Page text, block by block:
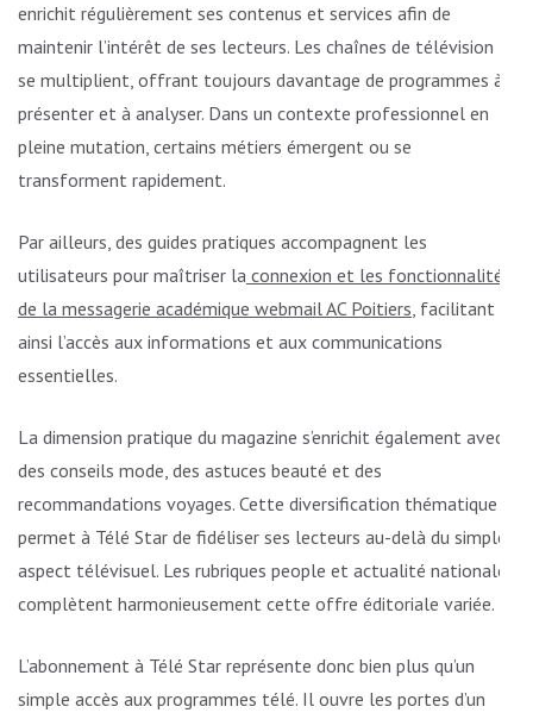
enrichit régulièrement ses contenus et services afin de
maintenir l’intérêt de ses lecteurs. Les chaînes de télévision
se multiplient, offrant toujours davantage de programmes à
présenter et à analyser. Dans un contexte professionnel en
pleine mutation, certains métiers émergent ou se
transforment rapidement.
Par ailleurs, des guides pratiques accompagnent les
utilisateurs pour maîtriser la connexion et les fonctionnalités
de la messagerie académique webmail AC Poitiers, facilitant
ainsi l’accès aux informations et aux communications
essentielles.
La dimension pratique du magazine s’enrichit également avec
des conseils mode, des astuces beauté et des
recommandations voyages. Cette diversification thématique
permet à Télé Star de fidéliser ses lecteurs au-delà du simple
aspect télévisuel. Les rubriques people et actualité nationale
complètent harmonieusement cette offre éditoriale variée.
L’abonnement à Télé Star représente donc bien plus qu’un
simple accès aux programmes télé. Il ouvre les portes d’un